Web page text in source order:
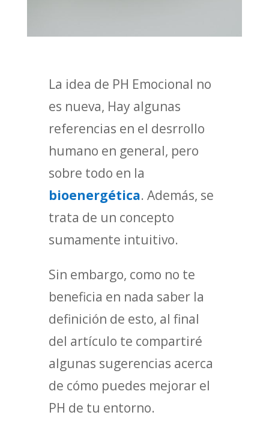
La idea de PH Emocional no
es nueva, Hay algunas
referencias en el desrrollo
humano en general, pero
sobre todo en la
bioenergética. Además, se
trata de un concepto
sumamente intuitivo.
Sin embargo, como no te
beneficia en nada saber la
definición de esto, al final
del artículo te compartiré
algunas sugerencias acerca
de cómo puedes mejorar el
PH de tu entorno.